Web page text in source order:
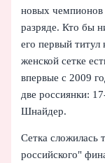
новых
разряде. Кто бы
его первый
женской сетке
впервые с 2009
две россиянки:
Шнайдер.
Сетка сложилась
российского"